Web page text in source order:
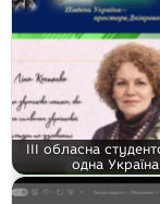
ІІІ обласна
одна